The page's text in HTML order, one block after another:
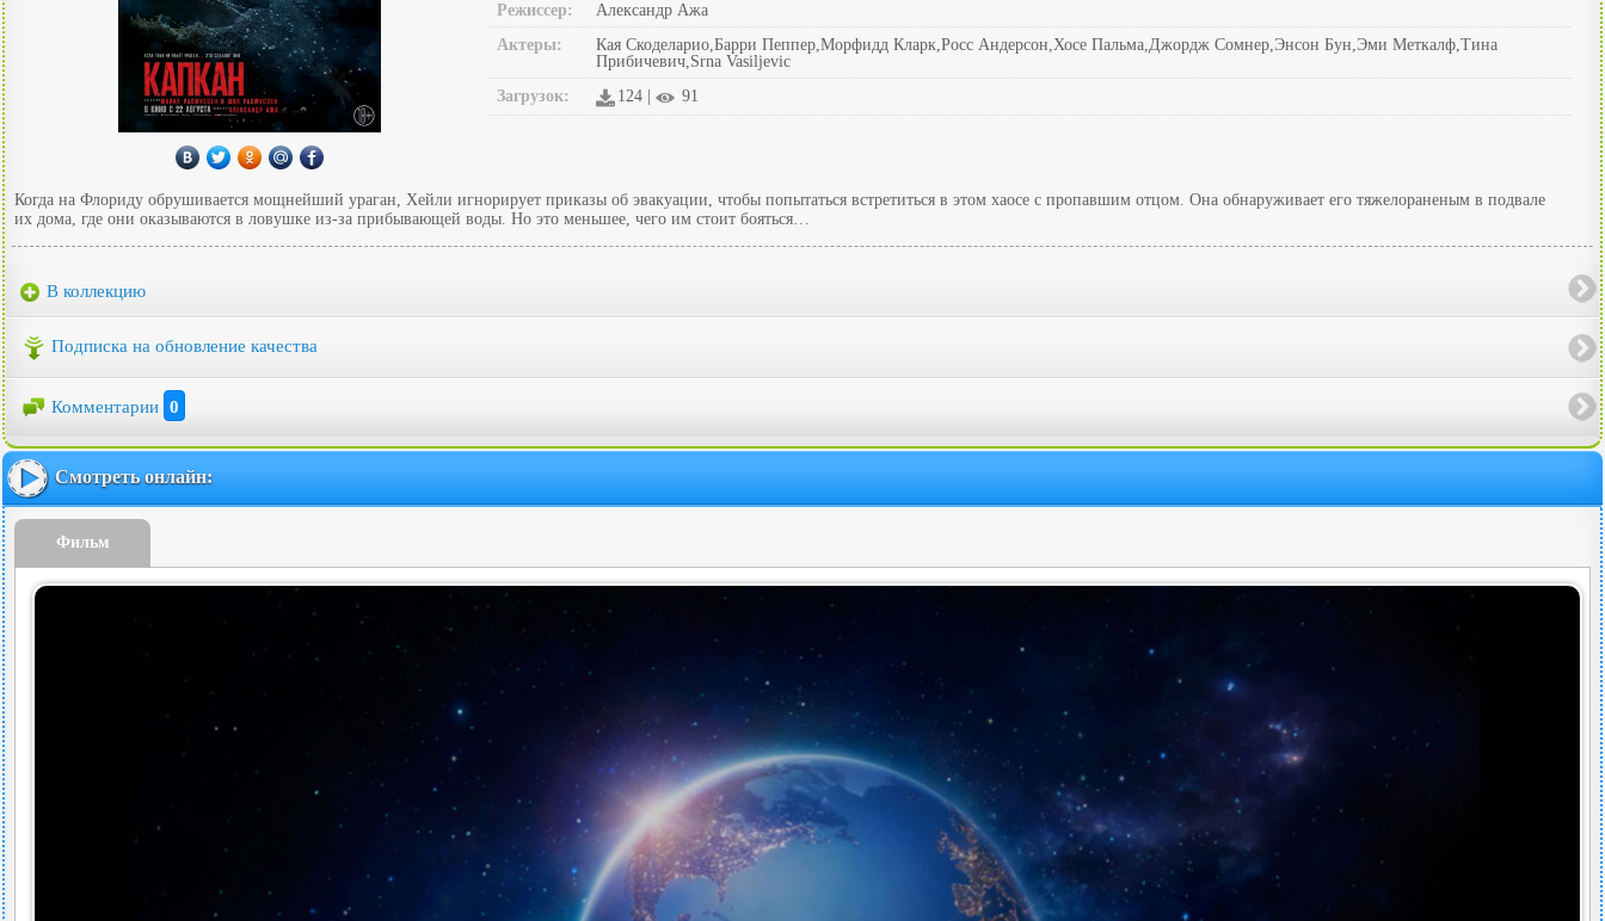
Режиссер:
Александр Ажа
Актеры:
Кая Скоделарио,Барри Пеппер,Морфидд Кларк,Росс Андерсон,Хосе Пальма,Джордж Сомнер,Энсон Бун,Эми Меткалф,Тина
Прибичевич,Srna Vasiljevic
Загрузок:
124 | 91
Когда на Флориду обрушивается мощнейший ураган, Хейли игнорирует приказы об эвакуации, чтобы попытаться встретиться в этом хаосе с пропавшим отцом. Она обнаруживает его тяжелораненым в подвале
их дома, где они оказываются в ловушке из-за прибывающей воды. Но это меньшее, чего им стоит бояться…
В коллекцию
Подписка на обновление качества
Комментарии 0
Смотреть онлайн:
Фильм